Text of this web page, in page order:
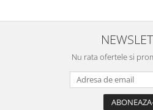
purtam cu drag la aniversate
Nu rata ofertele si